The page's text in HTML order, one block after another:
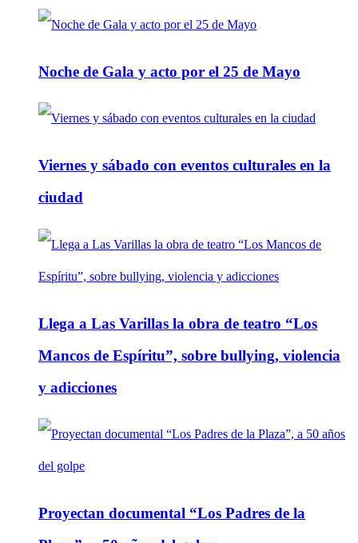
Noche de Gala y acto por el 25 de Mayo
Viernes y sábado con eventos culturales en la
ciudad
Llega a Las Varillas la obra de teatro “Los
Mancos de Espíritu”, sobre bullying, violencia
y adicciones
Proyectan documental “Los Padres de la